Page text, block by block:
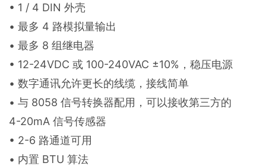
• 1 / 4 DIN 外壳
• 最多 4 路模拟量输出
• 最多 8 组继电器
• 12-24VDC 或 100-240VAC ±10%，稳压电源
• 数字通讯允许更长的线缆，接线简单
• 与 8058 信号转换器配用，可以接收第三方的
4-20mA 信号传感器
• 2-6 路通道可用
• 内置 BTU 算法